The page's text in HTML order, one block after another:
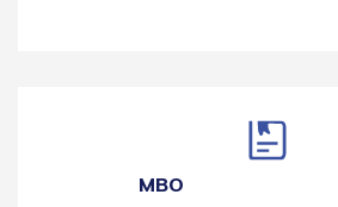
MBO